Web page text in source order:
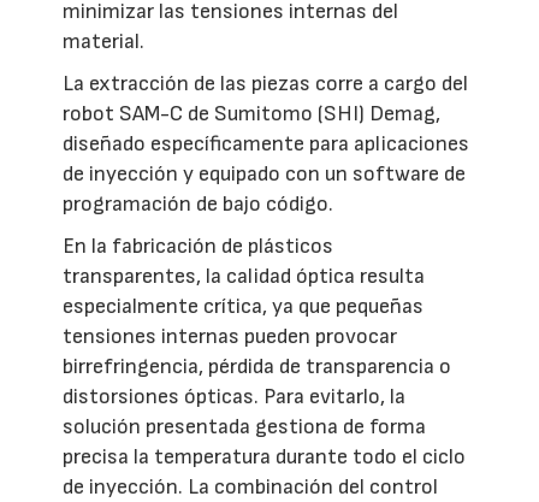
minimizar las tensiones internas del
material.
La extracción de las piezas corre a cargo del
robot SAM-C de Sumitomo (SHI) Demag,
diseñado específicamente para aplicaciones
de inyección y equipado con un software de
programación de bajo código.
En la fabricación de plásticos
transparentes, la calidad óptica resulta
especialmente crítica, ya que pequeñas
tensiones internas pueden provocar
birrefringencia, pérdida de transparencia o
distorsiones ópticas. Para evitarlo, la
solución presentada gestiona de forma
precisa la temperatura durante todo el ciclo
de inyección. La combinación del control